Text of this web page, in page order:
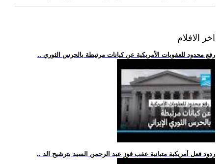
اخر الافلام
.. رفع محدود للعقوبات الأمريكية عن كيانات مرتبطة بالحرس الثوري
.. ردود فعل أمريكية متبانية عقب فوز عبد الرحمن السيد بترشيح الد